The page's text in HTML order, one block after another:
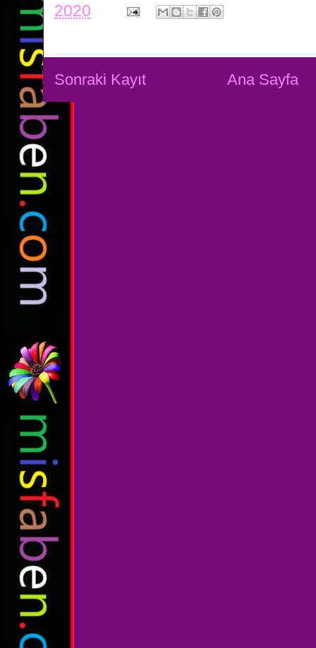
2020
Sonraki Kayıt Ana Sayfa